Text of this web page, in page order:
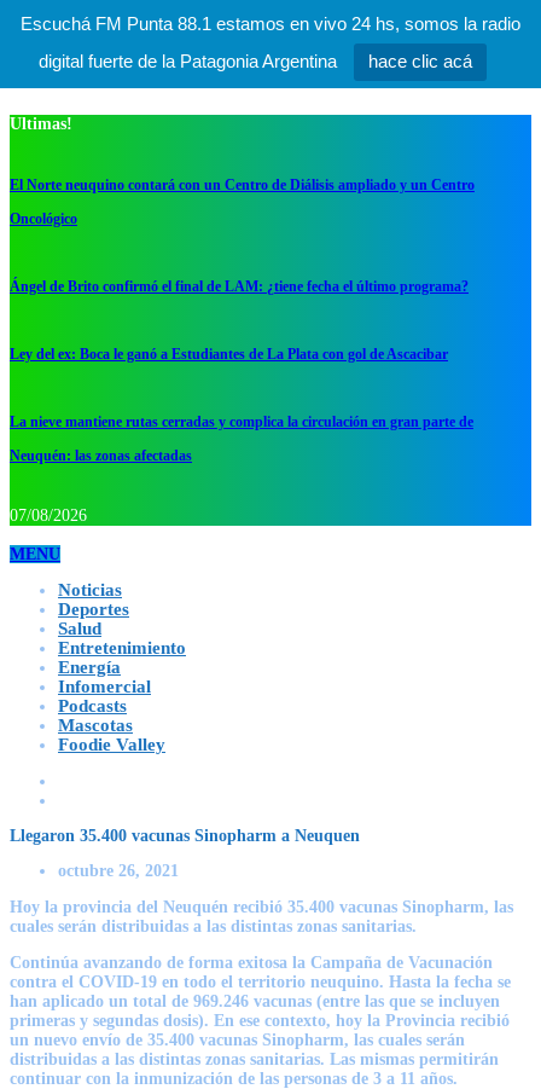
Escuchá FM Punta 88.1 estamos en vivo 24 hs, somos la radio
digital fuerte de la Patagonia Argentina
hace clic acá
Ultimas!
El Norte neuquino contará con un Centro de Diálisis ampliado y un Centro
Oncológico
Ángel de Brito confirmó el final de LAM: ¿tiene fecha el último programa?
Ley del ex: Boca le ganó a Estudiantes de La Plata con gol de Ascacibar
La nieve mantiene rutas cerradas y complica la circulación en gran parte de
Neuquén: las zonas afectadas
07/08/2026
MENU
Noticias
Deportes
Salud
Entretenimiento
Energía
Infomercial
Podcasts
Mascotas
Foodie Valley
Llegaron 35.400 vacunas Sinopharm a Neuquen
octubre 26, 2021
Hoy la provincia del Neuquén recibió 35.400 vacunas Sinopharm, las
cuales serán distribuidas a las distintas zonas sanitarias.
Continúa avanzando de forma exitosa la Campaña de Vacunación
contra el COVID-19 en todo el territorio neuquino. Hasta la fecha se
han aplicado un total de 969.246 vacunas (entre las que se incluyen
primeras y segundas dosis). En ese contexto, hoy la Provincia recibió
un nuevo envío de 35.400 vacunas Sinopharm, las cuales serán
distribuidas a las distintas zonas sanitarias. Las mismas permitirán
continuar con la inmunización de las personas de 3 a 11 años.